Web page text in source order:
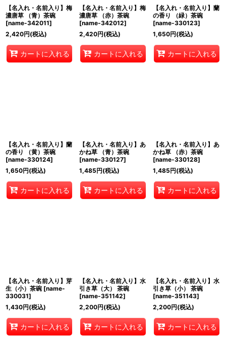
【名入れ・名前入り】梅
濃唐草 （青）茶碗
[name-342011]
2,420円(税込)
カートに入れる
【名入れ・名前入り】梅
濃唐草 （赤）茶碗
[name-342012]
2,420円(税込)
カートに入れる
【名入れ・名前入り】蘭
の香り （緑）茶碗
[name-330123]
1,650円(税込)
カートに入れる
【名入れ・名前入り】蘭
の香り （黄）茶碗
[name-330124]
1,650円(税込)
カートに入れる
【名入れ・名前入り】あ
かね草 （青）茶碗
[name-330127]
1,485円(税込)
カートに入れる
【名入れ・名前入り】あ
かね草 （赤）茶碗
[name-330128]
1,485円(税込)
カートに入れる
【名入れ・名前入り】芽
生（小）茶碗 [name-
330031]
1,430円(税込)
カートに入れる
【名入れ・名前入り】水
引き草（大） 茶碗
[name-351142]
2,200円(税込)
カートに入れる
【名入れ・名前入り】水
引き草（小） 茶碗
[name-351143]
2,200円(税込)
カートに入れる